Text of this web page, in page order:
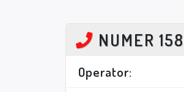
NUMER
Operator: